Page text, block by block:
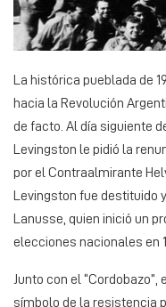
La histórica pueblada de
hacia la Revolución
de facto. Al día siguiente
Levingston le pidió la
por el Contraalmirante
Levingston fue destituido
Lanusse, quien inició un
elecciones nacionales en
Junto con el “Cordobazo”,
símbolo de la resistencia